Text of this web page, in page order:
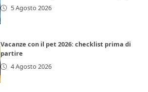
5 Agosto 2026
Vacanze con il pet 2026: checklist prima di
partire
4 Agosto 2026